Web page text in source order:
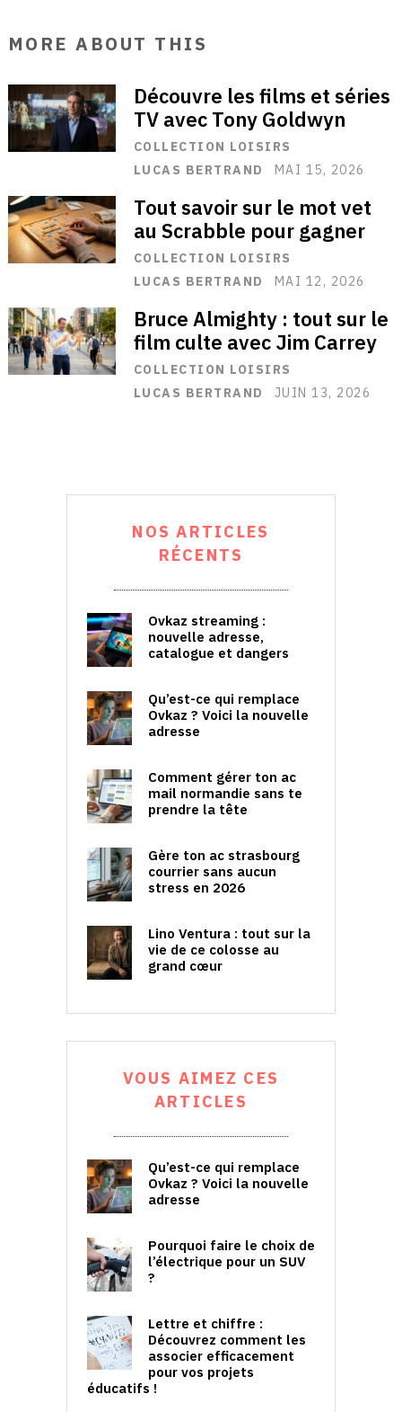
MORE ABOUT THIS
Découvre les films et séries
TV avec Tony Goldwyn
COLLECTION LOISIRS
LUCAS BERTRAND
MAI 15, 2026
Tout savoir sur le mot vet
au Scrabble pour gagner
COLLECTION LOISIRS
LUCAS BERTRAND
MAI 12, 2026
Bruce Almighty : tout sur le
film culte avec Jim Carrey
COLLECTION LOISIRS
LUCAS BERTRAND
JUIN 13, 2026
NOS ARTICLES
RÉCENTS
Ovkaz streaming :
nouvelle adresse,
catalogue et dangers
Qu’est-ce qui remplace
Ovkaz ? Voici la nouvelle
adresse
Comment gérer ton ac
mail normandie sans te
prendre la tête
Gère ton ac strasbourg
courrier sans aucun
stress en 2026
Lino Ventura : tout sur la
vie de ce colosse au
grand cœur
VOUS AIMEZ CES
ARTICLES
Qu’est-ce qui remplace
Ovkaz ? Voici la nouvelle
adresse
Pourquoi faire le choix de
l’électrique pour un SUV
?
Lettre et chiffre :
Découvrez comment les
associer efficacement
pour vos projets
éducatifs !